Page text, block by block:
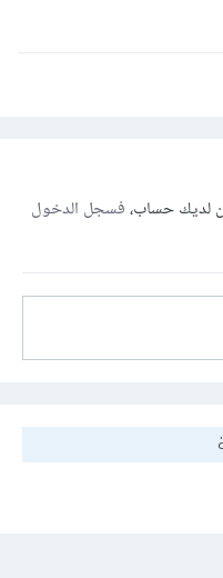
لديك حساب،فسجل الدخول